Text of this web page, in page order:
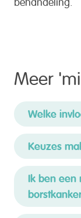
Meer '
Welke
Keuzes
Ik ben een